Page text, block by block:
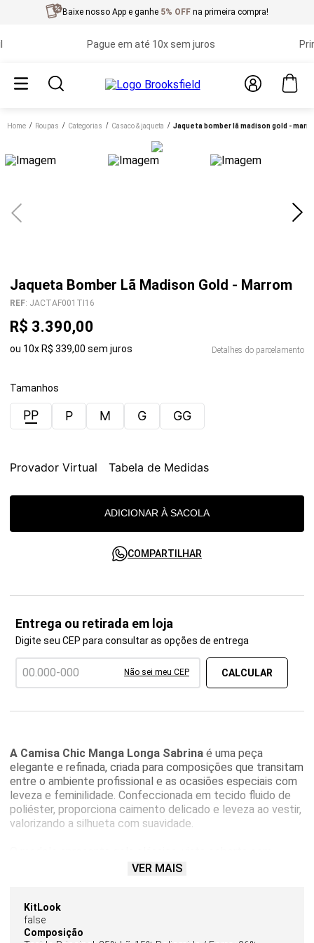
Baixe nosso App e ganhe 5% OFF na primeira compra!
Pague em até 10x sem juros
Home roupas categorias casaco & jaqueta jaqueta bomber lã madison gold -
Jaqueta Bomber Lã Madison Gold - Marrom
REF: JACTAF001TI16
R$ 3.390,00
ou 10x R$ 339,00 sem juros Detalhes do parcelamento
Tamanhos
PP P M G GG
Provador Virtual Tabela de Medidas
ADICIONAR À SACOLA
COMPARTILHAR
Entrega ou retirada em loja
Digite seu CEP para consultar as opções de entrega
Não sei meu CEP
A Camisa Chic Manga Longa Sabrina é uma peça
elegante e refinada, criada para composições que transitam
entre o ambiente profissional e as ocasiões especiais com
leveza e feminilidade. Confeccionada em tecido fluido de
poliéster, proporciona caimento delicado e leveza ao vestir,
valorizando a silhueta com suavidade.
fechamento frontal e pala frontal e traseira com franzidos,
com precisão e elegância.
camisa feminina manga longa na cor marrom
VER MAIS
KitLook
false
Composição